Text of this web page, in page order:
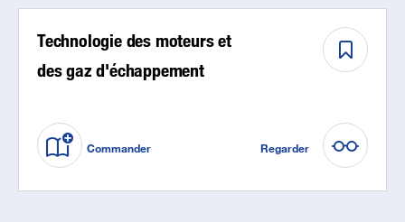
Technologie des moteurs et
des gaz d'échappement
Commander Regarder